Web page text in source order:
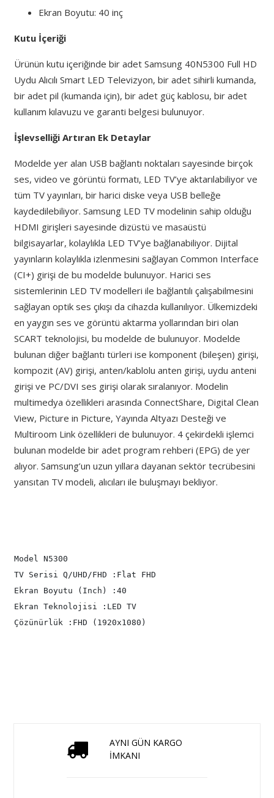
Ekran Boyutu: 40 inç
Kutu İçeriği
Ürünün kutu içeriğinde bir adet Samsung 40N5300 Full HD
Uydu Alıcılı Smart LED Televizyon, bir adet sihirli kumanda,
bir adet pil (kumanda için), bir adet güç kablosu, bir adet
kullanım kılavuzu ve garanti belgesi bulunuyor.
İşlevselliği Artıran Ek Detaylar
Modelde yer alan USB bağlantı noktaları sayesinde birçok
ses, video ve görüntü formatı, LED TV’ye aktarılabiliyor ve
tüm TV yayınları, bir harici diske veya USB belleğe
kaydedilebiliyor. Samsung LED TV modelinin sahip olduğu
HDMI girişleri sayesinde dizüstü ve masaüstü
bilgisayarlar, kolaylıkla LED TV’ye bağlanabiliyor. Dijital
yayınların kolaylıkla izlenmesini sağlayan Common Interface
(CI+) girişi de bu modelde bulunuyor. Harici ses
sistemlerinin LED TV modelleri ile bağlantılı çalışabilmesini
sağlayan optik ses çıkışı da cihazda kullanılıyor. Ülkemizdeki
en yaygın ses ve görüntü aktarma yollarından biri olan
SCART teknolojisi, bu modelde de bulunuyor. Modelde
bulunan diğer bağlantı türleri ise komponent (bileşen) girişi,
kompozit (AV) girişi, anten/kablolu anten girişi, uydu anteni
girişi ve PC/DVI ses girişi olarak sıralanıyor. Modelin
multimedya özellikleri arasında ConnectShare, Digital Clean
View, Picture in Picture, Yayında Altyazı Desteği ve
Multiroom Link özellikleri de bulunuyor. 4 çekirdekli işlemci
bulunan modelde bir adet program rehberi (EPG) de yer
alıyor. Samsung’un uzun yıllara dayanan sektör tecrübesini
yansıtan TV modeli, alıcıları ile buluşmayı bekliyor.
Model N5300
TV Serisi Q/UHD/FHD :Flat FHD
Ekran Boyutu (Inch) :40
Ekran Teknolojisi :LED TV
Çözünürlük :FHD (1920x1080)
AYNI GÜN KARGO
İMKANI